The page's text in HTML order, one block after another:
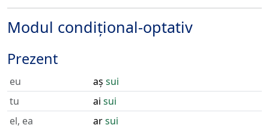
Modul condițional-optativ
Prezent
eu aș sui
tu
ai sui
el, ea
arsui